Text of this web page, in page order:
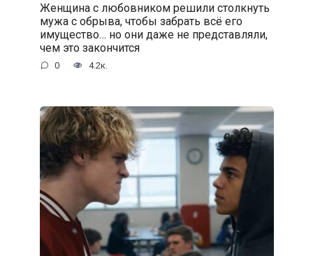
Женщина с любовником решили столкнуть
мужа с обрыва, чтобы забрать всё его
имущество… но они даже не представляли,
чем это закончится
0 4.2к.